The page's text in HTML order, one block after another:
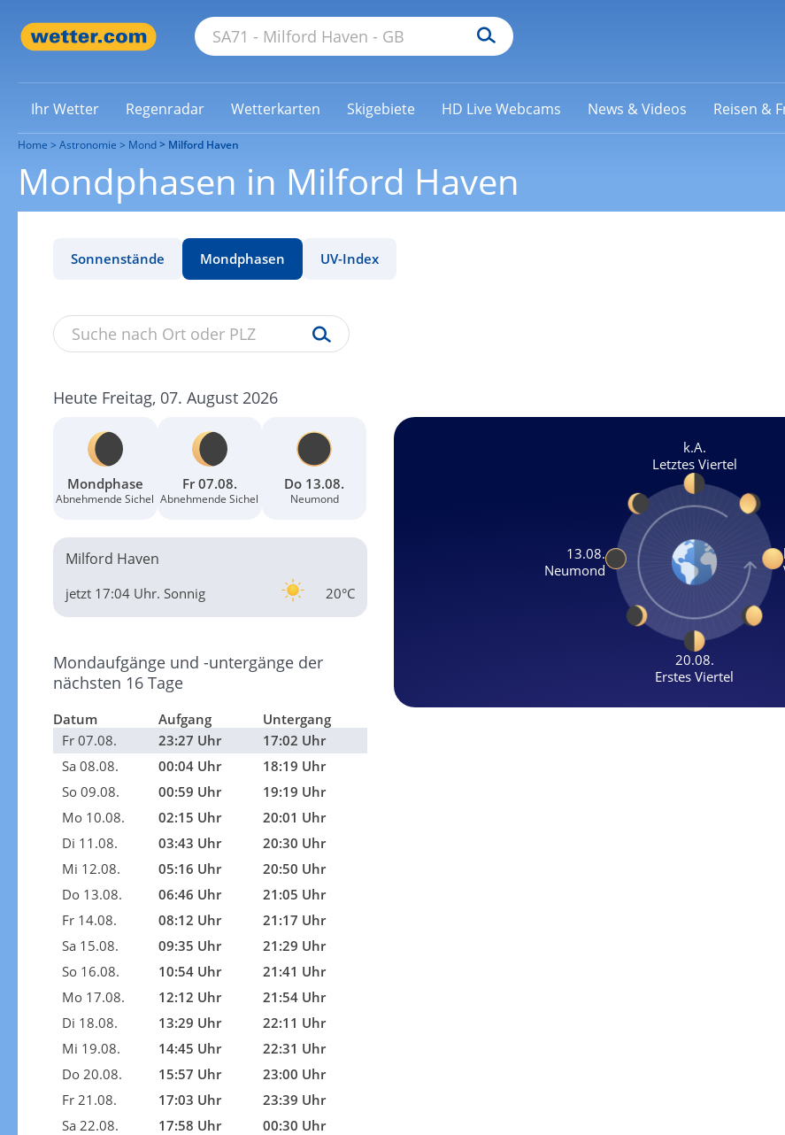
Ihr Wetter Regenradar Wetterkarten Skigebiete HD Live Webcams News & Videos Reisen &
Home Astronomie Mond Milford Haven
Mondphasen in Milford Haven
Sonnenstände Mondphasen UV-Index
Heute Freitag, 07. August 2026
Mondphase
Abnehmende Sichel
Fr 07.08.
Abnehmende Sichel
Do 13.08.
Neumond
Milford Haven
20°C
jetzt 17:04 Uhr. Sonnig
Mondaufgänge und -untergänge der
nächsten 16 Tage
Datum Aufgang
Untergang
Fr 07.08.
23:27 Uhr
17:02 Uhr
Sa 08.08.
00:04 Uhr
18:19 Uhr
So 09.08.
00:59 Uhr
19:19 Uhr
Mo 10.08.
02:15 Uhr
20:01 Uhr
Di 11.08.
03:43 Uhr
20:30 Uhr
Mi 12.08.
05:16 Uhr
20:50 Uhr
Do 13.08.
06:46 Uhr
21:05 Uhr
Fr 14.08.
08:12 Uhr
21:17 Uhr
Sa 15.08.
09:35 Uhr
21:29 Uhr
So 16.08.
10:54 Uhr
21:41 Uhr
Mo 17.08.
12:12 Uhr
21:54 Uhr
Di 18.08.
13:29 Uhr
22:11 Uhr
Mi 19.08.
14:45 Uhr
22:31 Uhr
Do 20.08.
15:57 Uhr
23:00 Uhr
Fr 21.08.
17:03 Uhr
23:39 Uhr
Sa 22.08.
17:58 Uhr 00:30 Uhr
k.A.
Letztes Viertel
13.08.
Neumond
20.08.
Erstes Viertel